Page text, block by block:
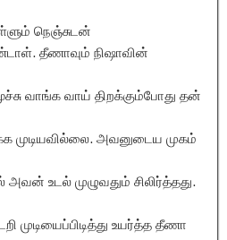
நெஞ்சுடன்
தீணாவும் நிஷாவின்
வாங்க வாய் திறக்கும்போது தன்
முடியவில்லை. அவனுடைய முகம்
அவன் உடல் முழுவதும் சிலிர்த்தது.
முடியைப்பிடித்து உயர்த்த தீணா